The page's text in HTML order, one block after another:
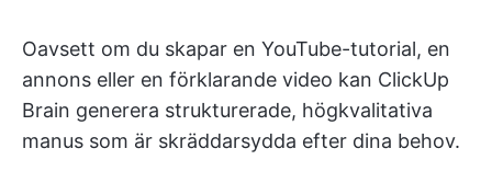
Oavsett om du skapar en YouTube-tutorial, en
annons eller en förklarande video kan ClickUp
Brain generera strukturerade, högkvalitativa
manus som är skräddarsydda efter dina behov.